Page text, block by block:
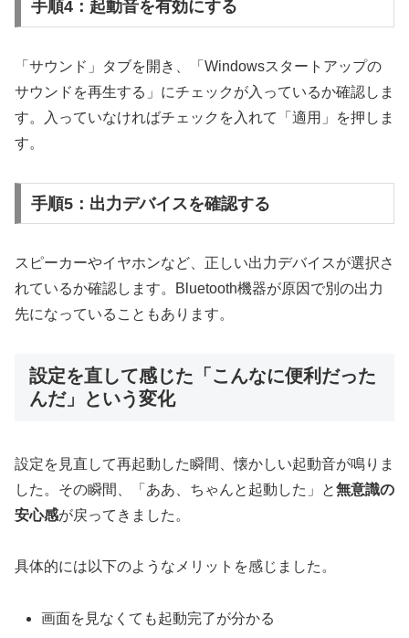
手順4：起動音を有効にする
「サウンド」タブを開き、「Windowsスタートアップの
サウンドを再生する」にチェックが入っているか確認しま
す。入っていなければチェックを入れて「適用」を押しま
す。
手順5：出力デバイスを確認する
スピーカーやイヤホンなど、正しい出力デバイスが選択さ
れているか確認します。Bluetooth機器が原因で別の出力
先になっていることもあります。
設定を直して感じた「こんなに便利だった
んだ」という変化
設定を見直して再起動した瞬間、懐かしい起動音が鳴りま
した。その瞬間、「ああ、ちゃんと起動した」と無意識の
安心感が戻ってきました。
具体的には以下のようなメリットを感じました。
画面を見なくても起動完了が分かる